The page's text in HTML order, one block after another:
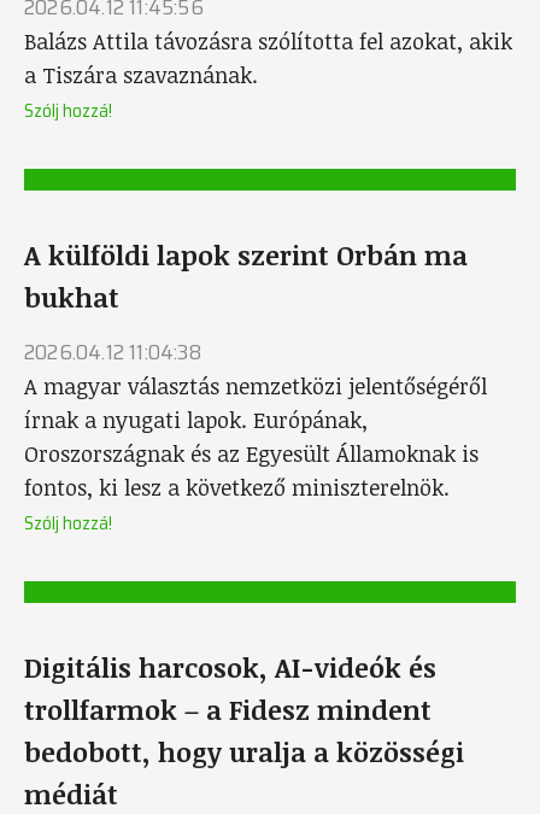
2026.04.12 11:45:56
Balázs Attila távozásra szólította fel azokat, akik
a Tiszára szavaznának.
Szólj hozzá!
A külföldi lapok szerint Orbán ma
bukhat
2026.04.12 11:04:38
A magyar választás nemzetközi jelentőségéről
írnak a nyugati lapok. Európának,
Oroszországnak és az Egyesült Államoknak is
fontos, ki lesz a következő miniszterelnök.
Szólj hozzá!
Digitális harcosok, AI-videók és
trollfarmok – a Fidesz mindent
bedobott, hogy uralja a közösségi
médiát